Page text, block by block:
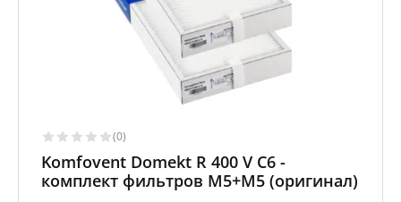
(0)
Komfovent Domekt R 400 V C6 -
комплект фильтров M5+M5 (оригинал)